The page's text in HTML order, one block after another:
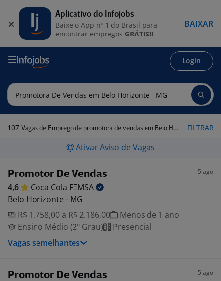
Login
107 Vagas de Emprego de promotora de vendas em Belo Horizonte - MG FILTRAR
Ativar Aviso de Vagas
Promotor De Vendas 5 ago
4,6 Coca Cola FEMSA
Belo Horizonte - MG
R$ 1.758,00 a R$ 2.186,00
Menos de 1 ano
Ensino Médio (2º Grau)
Presencial
Vagas semelhantes
Promotor De Vendas 5 ago
Aplicativo do Infojobs
Baixe o App nº 1 do Brasil para
encontrar empregos GRÁTIS!!
BAIXAR